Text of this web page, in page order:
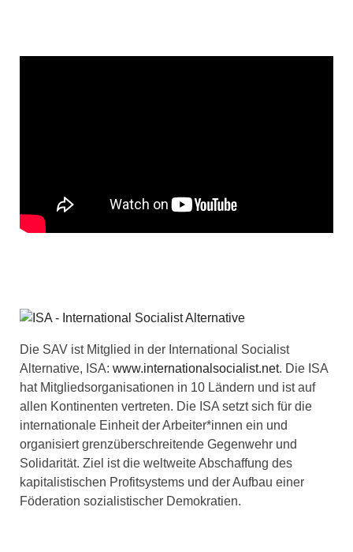
Die SAV ist Mitglied in der International Socialist
Alternative, ISA: www.internationalsocialist.net. Die ISA
hat Mitgliedsorganisationen in 10 Ländern und ist auf
allen Kontinenten vertreten. Die ISA setzt sich für die
internationale Einheit der Arbeiter*innen ein und
organisiert grenzüberschreitende Gegenwehr und
Solidarität. Ziel ist die weltweite Abschaffung des
kapitalistischen Profitsystems und der Aufbau einer
Föderation sozialistischer Demokratien.